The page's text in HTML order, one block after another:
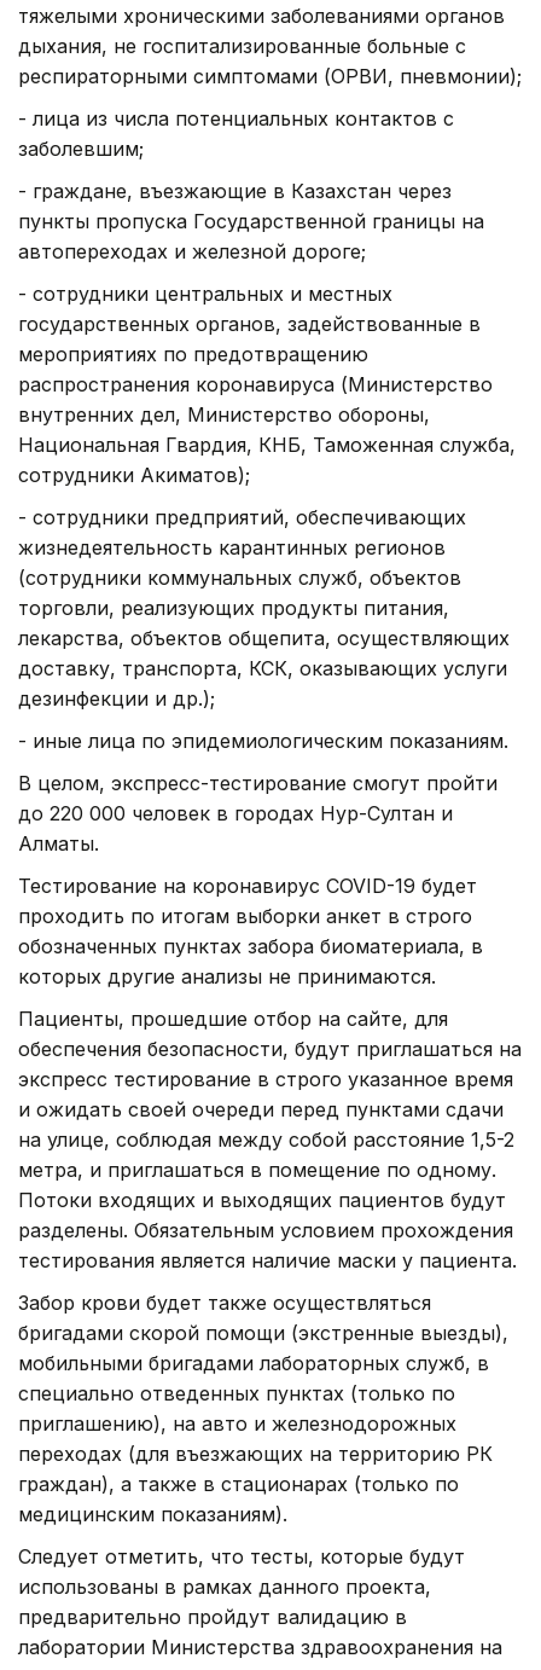
тяжелыми хроническими заболеваниями органов
дыхания, не госпитализированные больные с
респираторными симптомами (ОРВИ, пневмонии);
- лица из числа потенциальных контактов с
заболевшим;
- граждане, въезжающие в Казахстан через
пункты пропуска Государственной границы на
автопереходах и железной дороге;
- сотрудники центральных и местных
государственных органов, задействованные в
мероприятиях по предотвращению
распространения коронавируса (Министерство
внутренних дел, Министерство обороны,
Национальная Гвардия, КНБ, Таможенная служба,
сотрудники Акиматов);
- сотрудники предприятий, обеспечивающих
жизнедеятельность карантинных регионов
(сотрудники коммунальных служб, объектов
торговли, реализующих продукты питания,
лекарства, объектов общепита, осуществляющих
доставку, транспорта, КСК, оказывающих услуги
дезинфекции и др.);
- иные лица по эпидемиологическим показаниям.
В целом, экспресс-тестирование смогут пройти
до 220 000 человек в городах Нур-Султан и
Алматы.
Тестирование на коронавирус COVID-19 будет
проходить по итогам выборки анкет в строго
обозначенных пунктах забора биоматериала, в
которых другие анализы не принимаются.
Пациенты, прошедшие отбор на сайте, для
обеспечения безопасности, будут приглашаться на
экспресс тестирование в строго указанное время
и ожидать своей очереди перед пунктами сдачи
на улице, соблюдая между собой расстояние 1,5-2
метра, и приглашаться в помещение по одному.
Потоки входящих и выходящих пациентов будут
разделены. Обязательным условием прохождения
тестирования является наличие маски у пациента.
Забор крови будет также осуществляться
бригадами скорой помощи (экстренные выезды),
мобильными бригадами лабораторных служб, в
специально отведенных пунктах (только по
приглашению), на авто и железнодорожных
переходах (для въезжающих на территорию РК
граждан), а также в стационарах (только по
медицинским показаниям).
Следует отметить, что тесты, которые будут
использованы в рамках данного проекта,
предварительно пройдут валидацию в
лаборатории Министерства здравоохранения на